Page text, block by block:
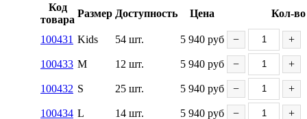
Код
товара
Размер Доступность Цена Кол-во
100431 Kids 54 шт. 5 940 руб − +
100433 M 12 шт. 5 940 руб − +
100432 S 25 шт. 5 940 руб − +
100434 L 14 шт. 5 940 руб − +